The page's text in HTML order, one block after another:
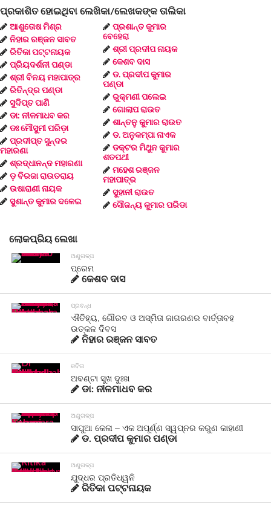
ପ୍ରକାଶିତ ହୋଇଥିବା ଲେଖିକା/ଲେଖକଙ୍କ ତାଲିକା
ଆଶୁତୋଷ ମିଶ୍ର
ନିହାର ରଞ୍ଜନ ସାବତ
ରିତିକା ପଟ୍ଟନାୟକ
ପ୍ରିୟଦର୍ଶନୀ ପଣ୍ଡା
ଶ୍ରୀ ବିନୟ ମହାପାତ୍ର
ରିତିନ୍ଦ୍ର ପଣ୍ଡା
ସୁଦିପ୍ତ ପାଣି
ଡା: ନୀଳମାଧବ କର
ଡଃ ମୌସୁମୀ ପରିଡ଼ା
ପ୍ରଦୀପ୍ତ ସୁନ୍ଦର
ମହାରଣା
ଶ୍ରଦ୍ଧାନନ୍ଦ ମହାରଣା
ଡ଼ ବିରଜା ରାଉତରାୟ
ଉଷାରାଣୀ ନାୟକ
ସୁଶାନ୍ତ କୁମାର ଦଳେଇ
ପ୍ରଶାନ୍ତ କୁମାର
ବେହେରା
ଶ୍ରୀ ପ୍ରଦୀପ ନାୟକ
କେଶବ ଦାସ
ଡ. ପ୍ରଦୀପ କୁମାର
ପଣ୍ଡା
ରୁକ୍ମଣୀ ପଲେଇ
ଗୋଲାପ ରାଉତ
ଶାନ୍ତନୁ କୁମାର ରାଉତ
ଡ. ଅନୁକମ୍ପା ନାଏକ
ଡକ୍ଟର ମିଥୁନ କୁମାର
ଶତପଥୀ
ମହେଶ ରଞ୍ଜନ
ମହାପାତ୍ର
ସୁହାନୀ ରାଉତ
ସୌଜନ୍ୟ କୁମାର ପରିଡା
ଲୋକପ୍ରିୟ ଲେଖା
ଅଣୁଗଳ୍ପ
ପ୍ରେମ
କେଶବ ଦାସ
ପ୍ରବନ୍ଧ
ଐତିହ୍ୟ, ଗୌରବ ଓ ଅସ୍ମିତା ଜାଗରଣର ବାର୍ତ୍ତାବହ
ଉତ୍କଳ ଦିବସ
ନିହାର ରଞ୍ଜନ ସାବତ
କବିତା
ଅବଣ୍ଟା ସୁଖ ଦୁଃଖ
ଡା: ନୀଳମାଧବ କର
ଅଣୁଗଳ୍ପ
ସାପୁଆ କେଳା – ଏକ ଅପୂର୍ଣ୍ଣ ସ୍ୱପ୍ନର କରୁଣ କାହାଣୀ
ଡ. ପ୍ରଦୀପ କୁମାର ପଣ୍ଡା
ଅଣୁଗଳ୍ପ
ଯୁଦ୍ଧର ପ୍ରତିଧ୍ୱନି
ରିତିକା ପଟ୍ଟନାୟକ